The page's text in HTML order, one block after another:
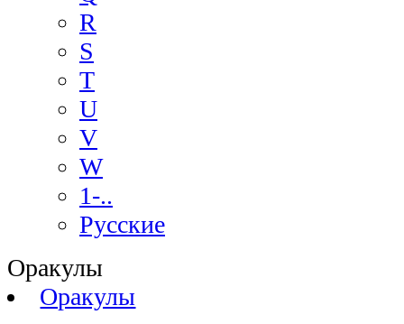
R
S
T
U
V
W
1-..
Русские
Оракулы
Оракулы